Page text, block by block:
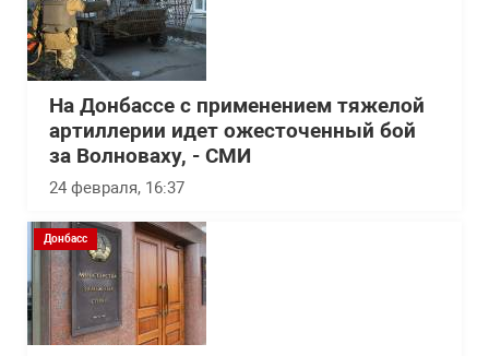
На Донбассе с применением тяжелой
артиллерии идет ожесточенный бой
за Волноваху, - СМИ
24 февраля, 16:37
Донбасс